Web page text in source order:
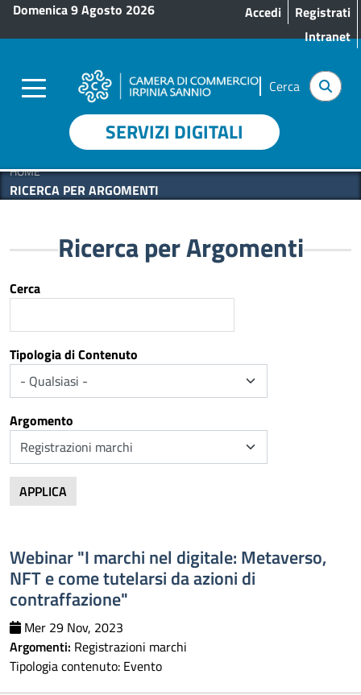
Salta al contenuto principale
Domenica 9 Agosto 2026 Menu profilo utente
Accedi
Registrati
Intranet
Cerca
SERVIZI DIGITALI
HOME
RICERCA PER ARGOMENTI
Ricerca per Argomenti
Cerca
Tipologia di Contenuto
Argomento
APPLICA
Webinar "I marchi nel digitale: Metaverso,
NFT e come tutelarsi da azioni di
contraffazione"
Mer 29 Nov, 2023
Argomenti: Registrazioni marchi
Tipologia contenuto: Evento